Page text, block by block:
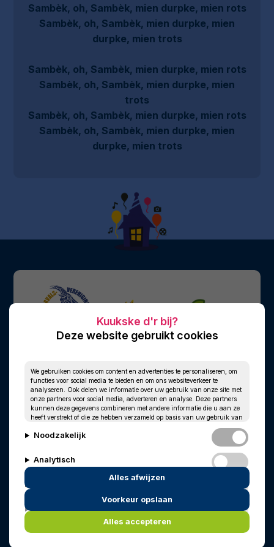
Sambèk, oh, Sambèk, mien durpke, mien rots
Sambèk, oh, Sambèk, mien durpke, mien
durpke, mien trots
Sambèk, oh, Sambèk, mien durpke, mien rots
Sambèk, oh, Sambèk, mien durpke, mien
trots
Sambèk, oh, Sambèk, mien durpke, mien rots
Sambèk, oh, Sambèk, mien durpke, mien
durpke, mien trots
© 2010 - 2026PrivacyCookies
Powered by
Deze website gebruikt cookies
We gebruiken cookies om content en advertenties te personaliseren, om
functies voor social media te bieden en om ons websiteverkeer te
analyseren. Ook delen we informatie over uw gebruik van onze site met
onze partners voor social media, adverteren en analyse. Deze partners
kunnen deze gegevens combineren met andere informatie die u aan ze
heeft verstrekt of die ze hebben verzameld op basis van uw gebruik van
Noodzakelijk
Analytisch
Marketing
Alles afwijzen
Voorkeur opslaan
Alles accepteren